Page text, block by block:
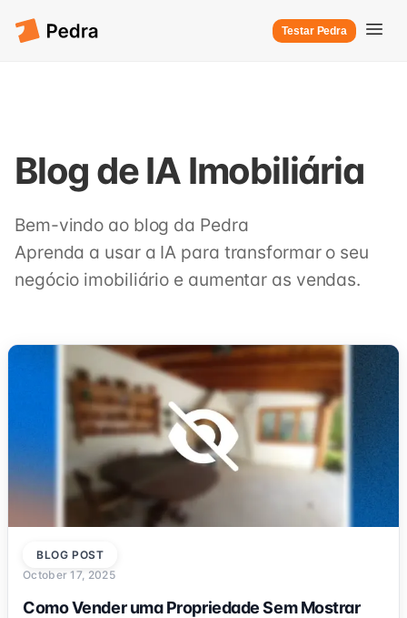
Testar Pedra
Blog de IA Imobiliária
Bem-vindo ao blog da Pedra
Aprenda a usar a IA para transformar o seu
negócio imobiliário e aumentar as vendas.
BLOG POST
October 17, 2025
Como Vender uma Propriedade Sem Mostrar